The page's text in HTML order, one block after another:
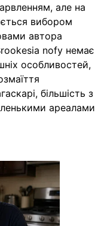
але на
вибором
автора
nofy немає
особливостей,
більшість з
ареалами